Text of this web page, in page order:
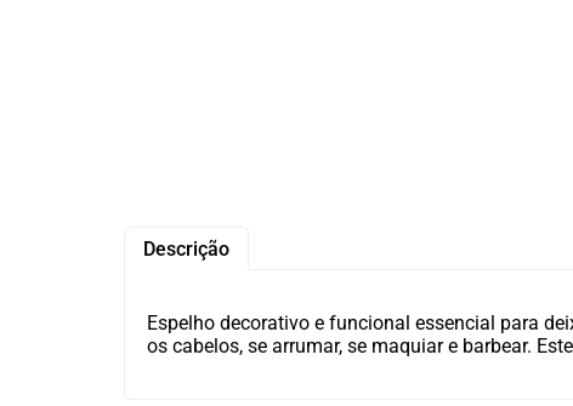
Descrição
Espelho decorativo e funcional essencial para
os cabelos, se arrumar, se maquiar e barbear.